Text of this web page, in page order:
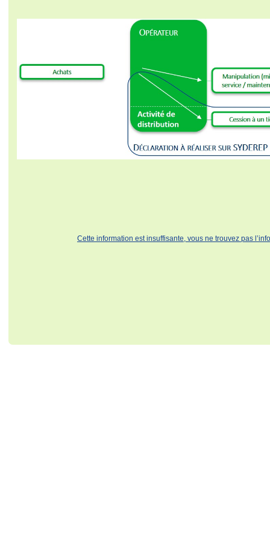
Cette information est insuffisante, vous ne trouvez pas